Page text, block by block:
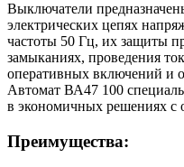
Выключатели
электрических цепях
частоты 50 Гц, их защиты
замыканиях, проведения
оперативных включений и
Автомат ВА47 100
в экономичных решениях
Преимущества: